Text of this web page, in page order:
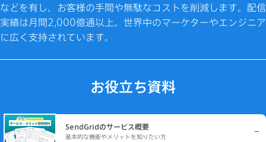
などを有し、お客様の手間や無駄なコストを削減します。配信
実績は月間2,000億通以上。世界中のマーケターやエンジニア
に広く支持されています。
お役立ち資料
SendGridのサービス概要
基本的な機能やメリットを知りたい方